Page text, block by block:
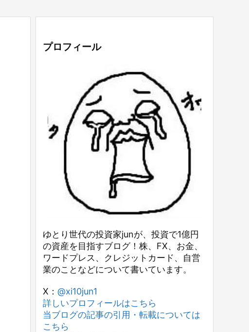
プロフィール
ゆとり世代の投資家junが、投資で1億円
の資産を目指すブログ！株、FX、お金、
ワードプレス、クレジットカード、自営
業のことなどについて書いています。
X： @xi10jun1
詳しいプロフィールはこちら
当ブログの記事の引用・転載については
こちら